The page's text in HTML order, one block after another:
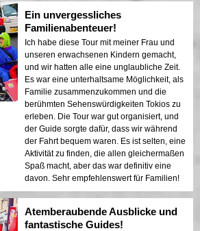
Ein unvergessliches
Familienabenteuer!
Ich habe diese Tour mit meiner Frau und
unseren erwachsenen Kindern gemacht,
und wir hatten alle eine unglaubliche Zeit.
Es war eine unterhaltsame Möglichkeit, als
Familie zusammenzukommen und die
berühmten Sehenswürdigkeiten Tokios zu
erleben. Die Tour war gut organisiert, und
der Guide sorgte dafür, dass wir während
der Fahrt bequem waren. Es ist selten, eine
Aktivität zu finden, die allen gleichermaßen
Spaß macht, aber das war definitiv eine
davon. Sehr empfehlenswert für Familien!
Atemberaubende Ausblicke und
fantastische Guides!